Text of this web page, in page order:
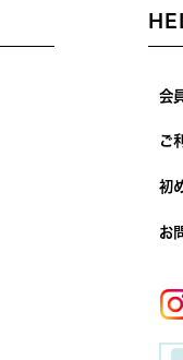
会
ご
初
お